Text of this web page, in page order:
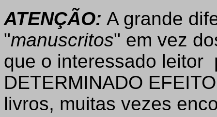
ATENÇÃO: A grande
"manuscritos" em vez
que o interessado leitor
DETERMINADO
livros, muitas vezes